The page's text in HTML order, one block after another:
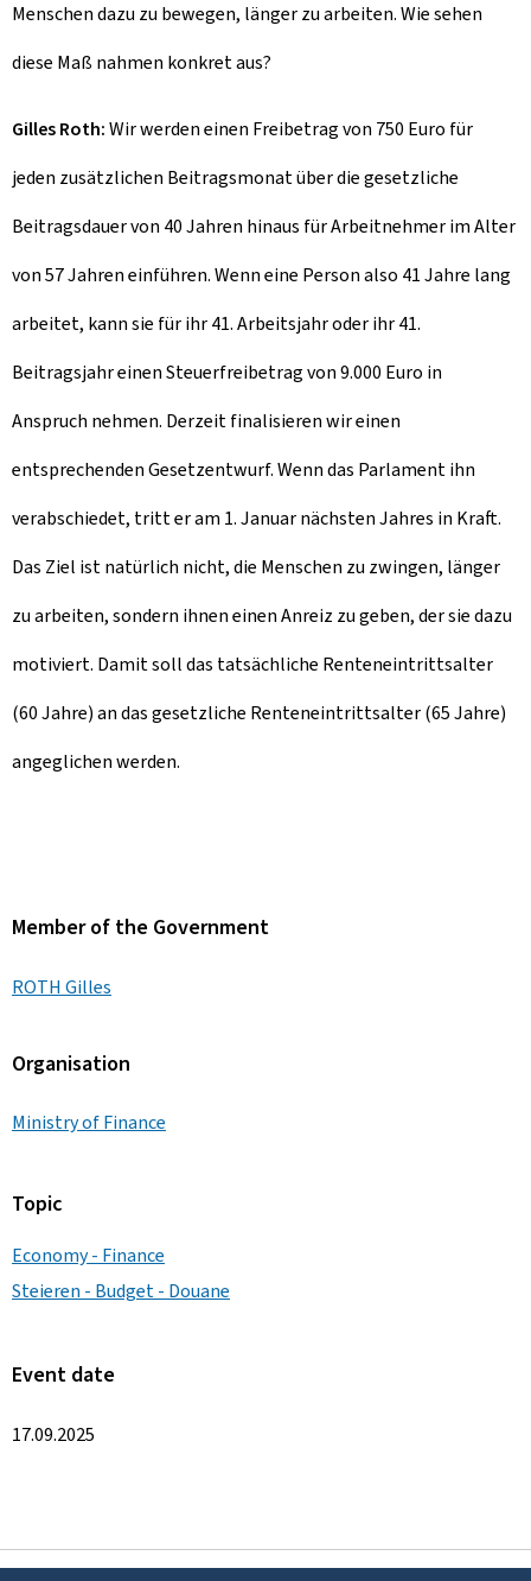
Menschen dazu zu bewegen, länger zu arbeiten. Wie sehen
diese Maß nahmen konkret aus?
Gilles Roth:Wir werden einen Freibetrag von 750 Euro für
jeden zusätzlichen Beitragsmonat über die gesetzliche
Beitragsdauer von 40 Jahren hinaus für Arbeitnehmer im Alter
von 57 Jahren einführen. Wenn eine Person also 41 Jahre lang
arbeitet, kann sie für ihr 41. Arbeitsjahr oder ihr 41.
Beitragsjahr einen Steuerfreibetrag von 9.000 Euro in
Anspruch nehmen. Derzeit finalisieren wir einen
entsprechenden Gesetzentwurf. Wenn das Parlament ihn
verabschiedet, tritt er am 1. Januar nächsten Jahres in Kraft.
Das Ziel ist natürlich nicht, die Menschen zu zwingen, länger
zu arbeiten, sondern ihnen einen Anreiz zu geben, der sie dazu
motiviert. Damit soll das tatsächliche Renteneintrittsalter
(60 Jahre) an das gesetzliche Renteneintrittsalter (65 Jahre)
angeglichen werden.
Member of the Government
ROTH Gilles
Organisation
Ministry of Finance
Topic
Economy - Finance
Steieren - Budget - Douane
Event date
17.09.2025